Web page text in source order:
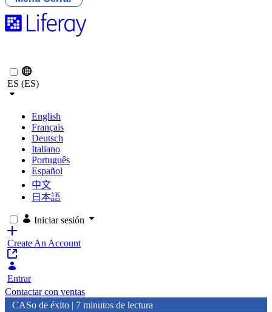
ES (ES)
English
Français
Deutsch
Italiano
Português
Español
中文
日本語
Iniciar sesión
Create An Account
Entrar
Contactar con ventas
CASo de éxito | 7 minutos de lectura